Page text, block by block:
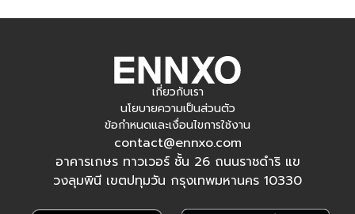
เกี่ยวกับเรา
นโยบายความเป็นส่วนตัว
ข้อกำหนดและเงื่อนไขการใช้งาน
contact@ennxo.com
อาคารเกษร ทาวเวอร์ ชั้น 26 ถนนราชดำริ แข
วงลุมพินี เขตปทุมวัน กรุงเทพมหานคร 10330